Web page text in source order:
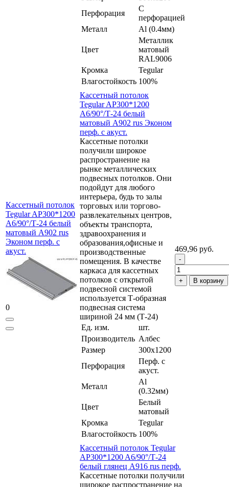
Перфорация
С
перфорацией
Металл
Al (0.4мм)
Цвет
Металлик
матовый
RAL9006
Кромка
Tegular
Влагостойкость 100%
Кассетный потолок
Tegular AP300*1200
A6/90°/Т-24 белый
матовый А902 rus
Эконом перф. с
акуст.
0
Кассетный потолок
Tegular AP300*1200
A6/90°/Т-24 белый
матовый А902 rus Эконом
перф. с акуст.
Кассетные потолки
получили широкое
распространение на
рынке металлических
подвесных потолков. Они
подойдут для любого
интерьера, будь то залы
торговых или торгово-
развлекательных центров,
объекты транспорта,
здравоохранения и
образования,офисные и
производственные
помещения. В качестве
каркаса для кассетных
потолков с открытой
подвесной системой
используется Т-образная
подвесная система
шириной 24 мм (Т-24)
Ед. изм.
шт.
Производитель Албес
Размер
300x1200
Перфорация
Перф. с
акуст.
Металл
Al
(0.32мм)
Цвет
Белый
матовый
Кромка
Tegular
Влагостойкость 100%
469,96 руб.
В корзину
Кассетный потолок Tegular
AP300*1200 A6/90°/Т-24
белый глянец A916 rus перф.
Кассетные потолки получили
широкое распространение на